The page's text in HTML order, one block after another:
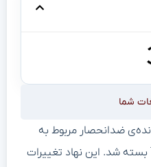
شما
ضدانحصار مربوط به
مایکروسافت و سرویس Teams بسته شد. این نهاد تغییرات